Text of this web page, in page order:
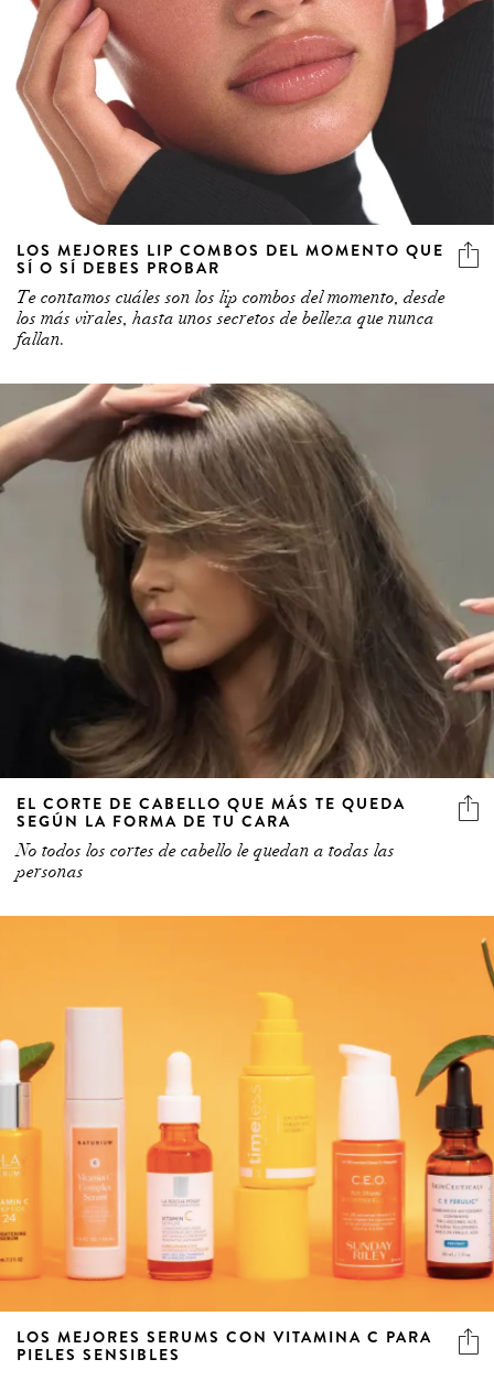
LOS MEJORES LIP COMBOS DEL MOMENTO QUE
SÍ O SÍ DEBES PROBAR
Te contamos cuáles son los lip combos del momento, desde
los más virales, hasta unos secretos de belleza que nunca
fallan.
EL CORTE DE CABELLO QUE MÁS TE QUEDA
SEGÚN LA FORMA DE TU CARA
No todos los cortes de cabello le quedan a todas las
personas
LOS MEJORES SERUMS CON VITAMINA C PARA
PIELES SENSIBLES